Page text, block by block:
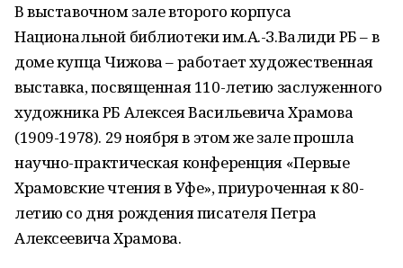
В выставочном зале второго корпуса
Национальной библиотеки им.А.-З.Валиди РБ – в
доме купца Чижова – работает художественная
выставка, посвященная 110-летию заслуженного
художника РБ Алексея Васильевича Храмова
(1909-1978). 29 ноября в этом же зале прошла
научно-практическая конференция «Первые
Храмовские чтения в Уфе», приуроченная к 80-
летию со дня рождения писателя Петра
Алексеевича Храмова.